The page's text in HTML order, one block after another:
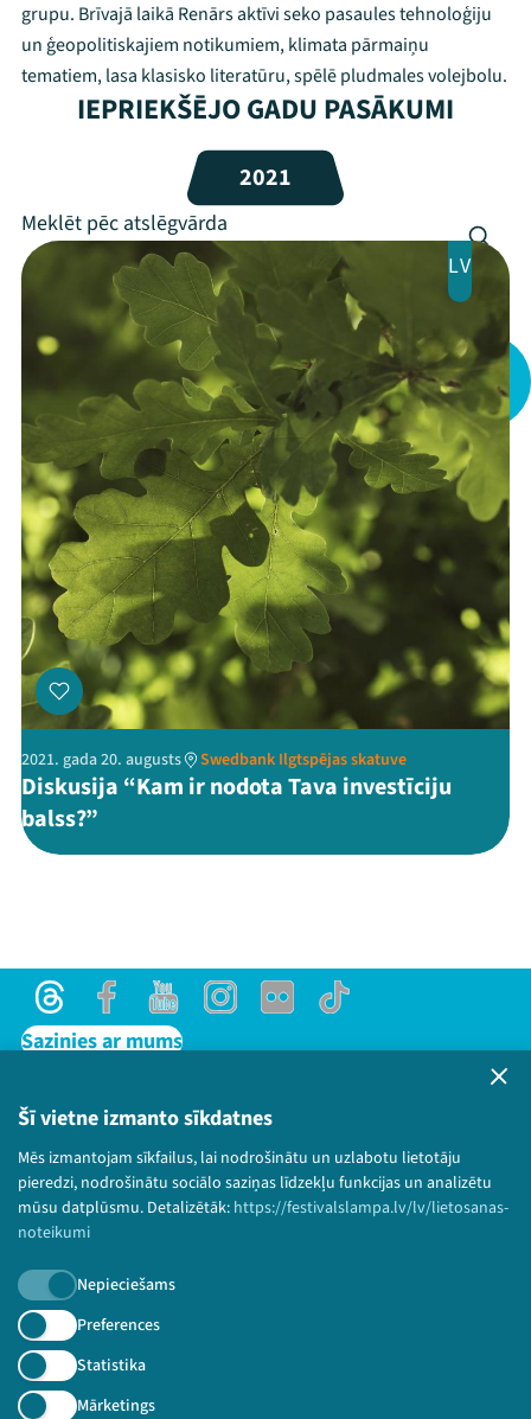
Šī vietne izmanto sīkdatnes
Mēs izmantojam sīkfailus, lai nodrošinātu un uzlabotu lietotāju
pieredzi, nodrošinātu sociālo saziņas līdzekļu funkcijas un analizētu
mūsu datplūsmu. Detalizētāk: https://festivalslampa.lv/lv/lietosanas-
noteikumi
Nepieciešams
Preferences
Statistika
Mārketings
Programma
Arhīvs
Jaunumi
Ziedo
Veikals
Kontakti
ThreadsFacebookYoutube
X Instagram
Flick TikTok
grupu. Brīvajā laikā Renārs aktīvi seko pasaules tehnoloģiju
un ģeopolitiskajiem notikumiem, klimata pārmaiņu
tematiem, lasa klasisko literatūru, spēlē pludmales volejbolu.
IEPRIEKŠĒJO GADU PASĀKUMI
2021
LV
2021. gada 20. augusts Swedbank Ilgtspējas skatuve
Diskusija “Kam ir nodota Tava investīciju
balss?”
ThreadsFacebookYoutubeInstagram
Flick TikTok
Sazinies ar mums
Lietošanas noteikumi un sīkdatņu politika
Bērnu aizsardzības politika
© 2026 Sarunu festivāls LAMPA Visas tiesības
paturētas.
Piesakies jaunumiem!
Nepalaid garām aktuālāko informāciju!